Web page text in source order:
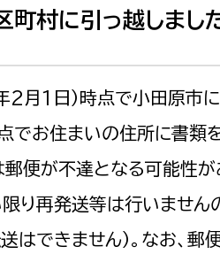
議会局
村に引っ越しまし
2月1日）時点で小田原市
でお住まいの住所に書類
便が不達となる可能性
り再発送等は行いません
はできません）。なお、